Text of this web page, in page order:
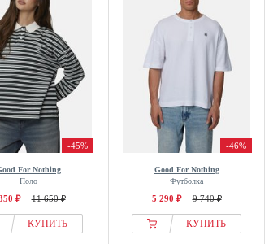
-45%
For Nothing
Поло
₽ 11 650 ₽
КУПИТЬ
-46%
Good For Nothing
Футболка
5 290 ₽ 9 740 ₽
КУПИТЬ